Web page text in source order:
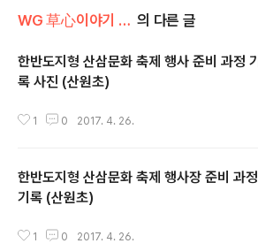
WG 草心이야기 004 의 다른 글
한반도지형 산삼문화 축제 행사 준비 과정 기
록 사진 (산원초)
1 0 2017. 4. 26.
한반도지형 산삼문화 축제 행사장 준비 과정
기록 (산원초)
1 0 2017. 4. 26.